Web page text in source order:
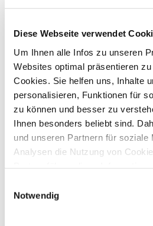
Diese Webseite verwendet
Um Ihnen alle Infos zu unseren
Websites optimal präsentieren
Cookies. Sie helfen uns, Inhalte
personalisieren, Funktionen für
zu können und besser zu
Ihnen besonders beliebt sind.
und unseren Partnern für soziale
Analysen die Nutzung von
haben oder die sie im Rahmen
Notwendig
FIN-Door
Aluminium-
CAD-Daten